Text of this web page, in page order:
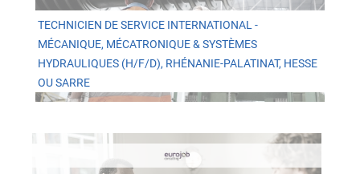
TECHNICIEN DE SERVICE INTERNATIONAL -
MÉCANIQUE, MÉCATRONIQUE & SYSTÈMES
HYDRAULIQUES (H/F/D), RHÉNANIE-PALATINAT, HESSE
OU SARRE